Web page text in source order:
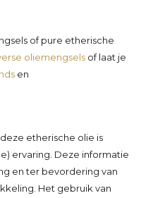
of pure etherische
oliemengsels of laat je
en
etherische olie is
ervaring. Deze informatie
en ter bevordering van
Het gebruik van